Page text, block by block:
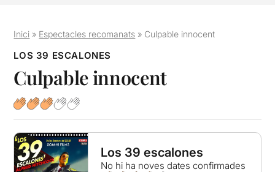
Inici » Espectacles recomanats » Culpable innocent
LOS 39 ESCALONES
Culpable innocent
Los 39 escalones
No hi ha noves dates confirmades